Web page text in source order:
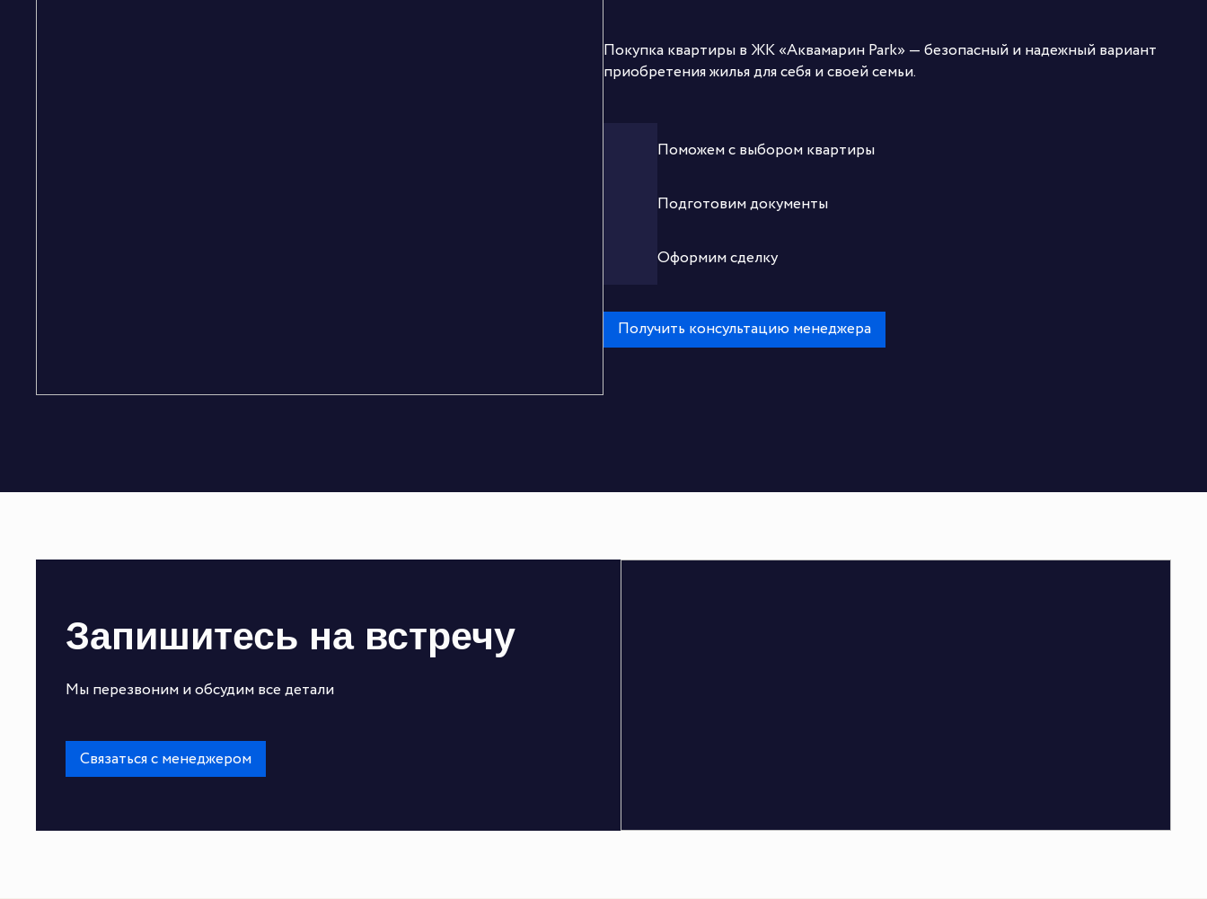
Покупка квартиры в ЖК «Аквамарин Park» — безопасный и надежный вариант
приобретения жилья для себя и своей семьи.
Поможем с выбором квартиры
Подготовим документы
Оформим сделку
Получить консультацию менеджера
Запишитесь на встречу
Мы перезвоним и обсудим все детали
Связаться с менеджером